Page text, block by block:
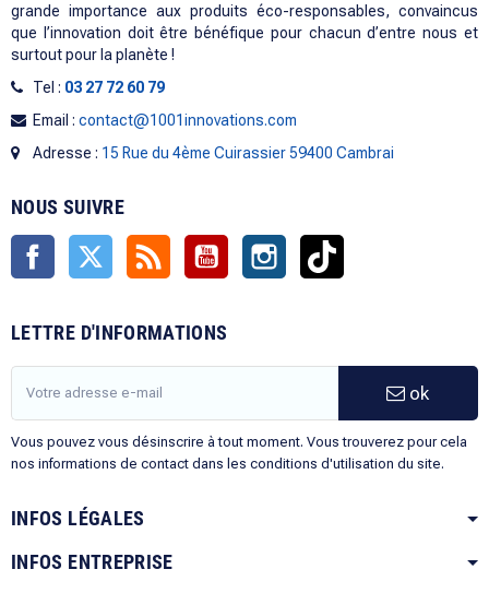
grande importance aux produits éco-responsables, convaincus
que l’innovation doit être bénéfique pour chacun d’entre nous et
surtout pour la planète !
Tel : 03 27 72 60 79
Email : contact@1001innovations.com
Adresse : 15 Rue du 4ème Cuirassier 59400 Cambrai
NOUS SUIVRE
Facebook Twitter Rss YouTube Instagram
LETTRE D'INFORMATIONS
ok
Vous pouvez vous désinscrire à tout moment. Vous trouverez pour cela
nos informations de contact dans les conditions d'utilisation du site.
INFOS LÉGALES
INFOS ENTREPRISE